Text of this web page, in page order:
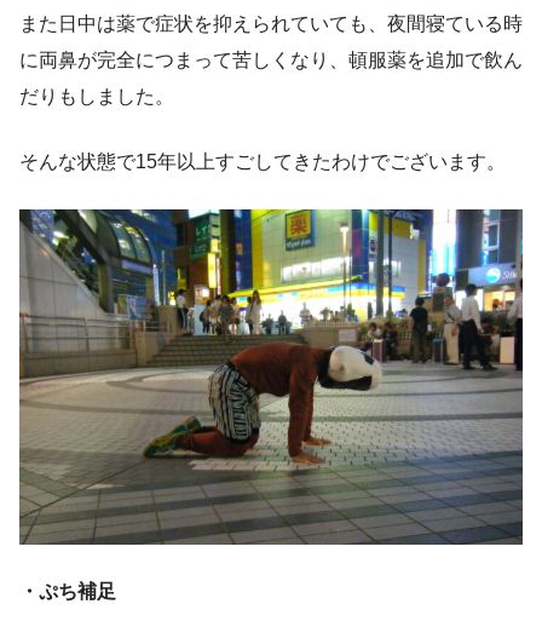
また日中は薬で症状を抑えられていても、夜間寝ている時
に両鼻が完全につまって苦しくなり、頓服薬を追加で飲ん
だりもしました。
そんな状態で15年以上すごしてきたわけでございます。
・ぷち補足